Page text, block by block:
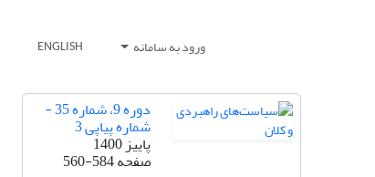
ورود به سامانه ENGLISH
دوره 9، شماره 35 -
شماره پیاپی 3
پاییز 1400
صفحه560-584